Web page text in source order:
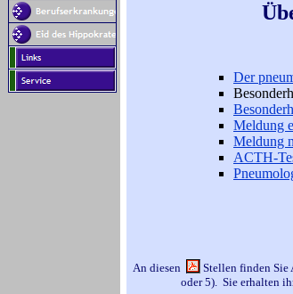
Der
Meldung
Meldung
ACTH-
An diesen
Stellen finden Sie
oder 5). Sie erhalten